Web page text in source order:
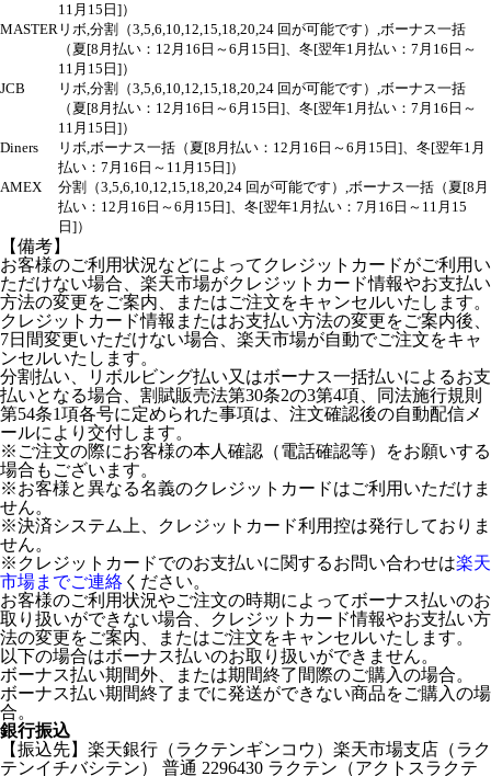
11月15日]）
MASTER リボ,分割（3,5,6,10,12,15,18,20,24 回が可能です）,ボーナス一括
（夏[8月払い：12月16日～6月15日]、冬[翌年1月払い：7月16日～
11月15日]）
JCB
リボ,分割（3,5,6,10,12,15,18,20,24 回が可能です）,ボーナス一括
（夏[8月払い：12月16日～6月15日]、冬[翌年1月払い：7月16日～
11月15日]）
Diners
リボ,ボーナス一括（夏[8月払い：12月16日～6月15日]、冬[翌年1月
払い：7月16日～11月15日]）
AMEX
分割（3,5,6,10,12,15,18,20,24 回が可能です）,ボーナス一括（夏[8月
払い：12月16日～6月15日]、冬[翌年1月払い：7月16日～11月15
日]）
【備考】
お客様のご利用状況などによってクレジットカードがご利用い
ただけない場合、楽天市場がクレジットカード情報やお支払い
方法の変更をご案内、またはご注文をキャンセルいたします。
クレジットカード情報またはお支払い方法の変更をご案内後、
7日間変更いただけない場合、楽天市場が自動でご注文をキャ
ンセルいたします。
分割払い、リボルビング払い又はボーナス一括払いによるお支
払いとなる場合、割賦販売法第30条2の3第4項、同法施行規則
第54条1項各号に定められた事項は、注文確認後の自動配信メ
ールにより交付します。
※ご注文の際にお客様の本人確認（電話確認等）をお願いする
場合もございます。
※お客様と異なる名義のクレジットカードはご利用いただけま
せん。
※決済システム上、クレジットカード利用控は発行しておりま
せん。
※クレジットカードでのお支払いに関するお問い合わせは楽天
市場までご連絡 ください。
お客様のご利用状況やご注文の時期によってボーナス払いのお
取り扱いができない場合、クレジットカード情報やお支払い方
法の変更をご案内、またはご注文をキャンセルいたします。
以下の場合はボーナス払いのお取り扱いができません。
ボーナス払い期間外、または期間終了間際のご購入の場合。
ボーナス払い期間終了までに発送ができない商品をご購入の場
合。
銀行振込
【振込先】楽天銀行（ラクテンギンコウ）楽天市場支店（ラク
テンイチバシテン） 普通 2296430 ラクテン（アクトスラクテ